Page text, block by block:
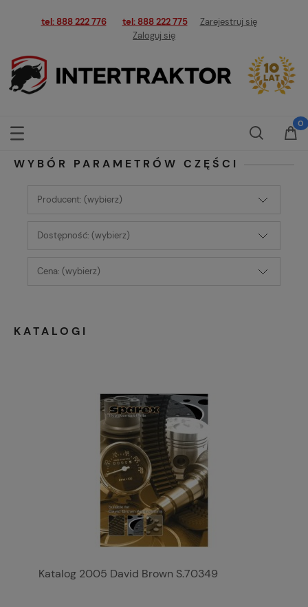
tel: 888 222 776 tel: 888 222 775
Zarejestruj się
Zaloguj się
WYBÓR PARAMETRÓW CZĘŚCI
Producent: (wybierz)
Dostępność: (wybierz)
Cena: (wybierz)
KATALOGI
Katalog 2005 David Brown S.70349